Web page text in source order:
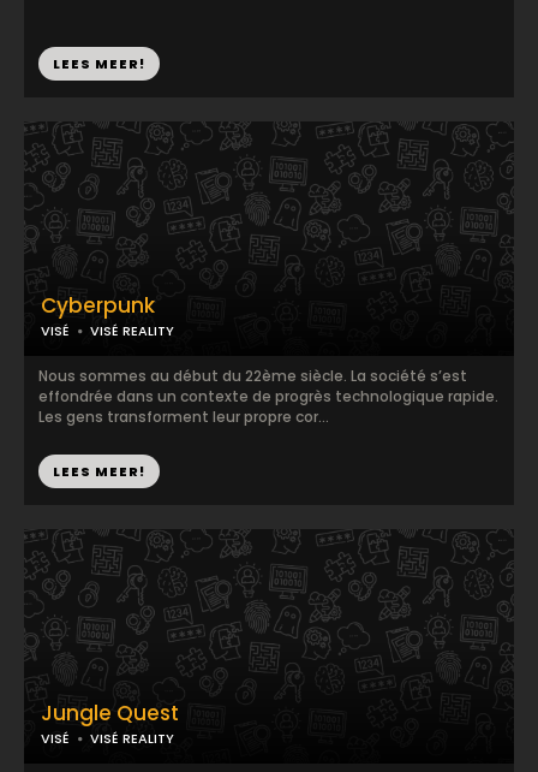
LEES MEER!
Cyberpunk
VISÉ VISÉ REALITY
Nous sommes au début du 22ème siècle. La société s’est
effondrée dans un contexte de progrès technologique rapide.
Les gens transforment leur propre cor...
LEES MEER!
Jungle Quest
VISÉ VISÉ REALITY